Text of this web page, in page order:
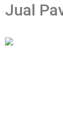
Jual